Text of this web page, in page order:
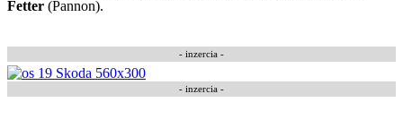
Fetter (Pannon).
- inzercia -
- inzercia -